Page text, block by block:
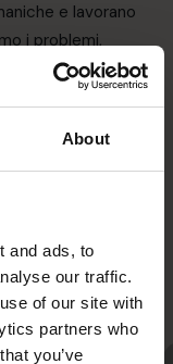
About
and ads, to
our traffic.
of our site with
partners who
you’ve
e lavorano
i problemi,
e mettiamo in
di
dell'azienda